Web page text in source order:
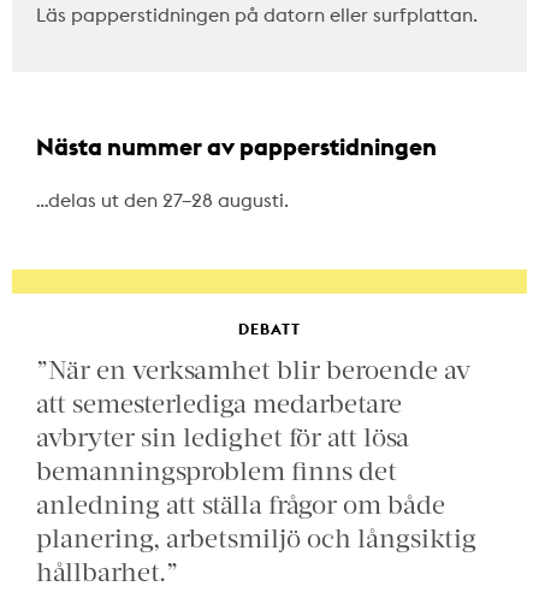
Läs papperstidningen på datorn eller surfplattan.
Nästa nummer av papperstidningen
…delas ut den 27–28 augusti.
DEBATT
”När en verksamhet blir beroende av
att semesterlediga medarbetare
avbryter sin ledighet för att lösa
bemanningsproblem finns det
anledning att ställa frågor om både
planering, arbetsmiljö och långsiktig
hållbarhet.”